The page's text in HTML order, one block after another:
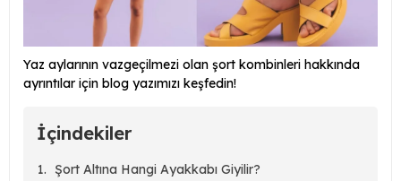
Yaz aylarının vazgeçilmezi olan şort kombinleri hakkında
ayrıntılar için blog yazımızı keşfedin!
İçindekiler
Şort Altına Hangi Ayakkabı Giyilir?